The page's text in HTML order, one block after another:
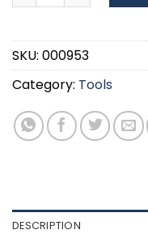
SKU: 000953
Category: Tools
DESCRIPTION